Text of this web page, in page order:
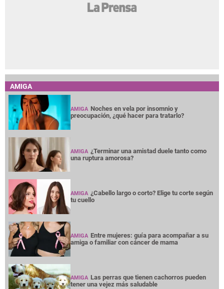
AMIGA
AMIGA Noches en vela por insomnio y
preocupación, ¿qué hacer para tratarlo?
AMIGA ¿Terminar una amistad duele tanto como
una ruptura amorosa?
AMIGA ¿Cabello largo o corto? Elige tu corte según
tu cuello
AMIGA Entre mujeres: guía para acompañar a su
amiga o familiar con cáncer de mama
AMIGA Las perras que tienen cachorros pueden
tener una vejez más saludable